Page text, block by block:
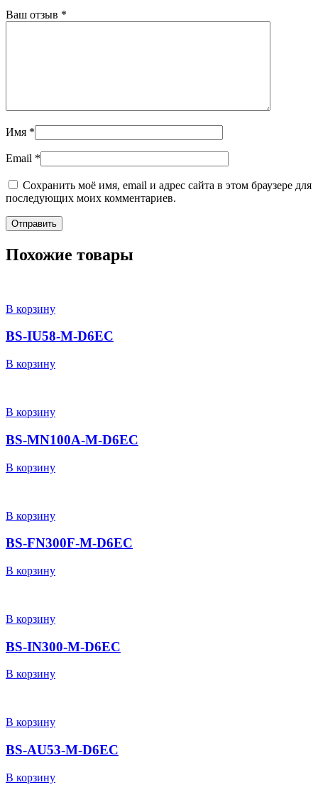
Ваш отзыв *
Имя *
Email *
Сохранить моё имя, email и адрес сайта в этом браузере для
последующих моих комментариев.
Похожие товары
В корзину
BS-IU58-M-D6EC
В корзину
В корзину
BS-MN100A-M-D6EC
В корзину
В корзину
BS-FN300F-M-D6EC
В корзину
В корзину
BS-IN300-M-D6EC
В корзину
В корзину
BS-AU53-M-D6EC
В корзину